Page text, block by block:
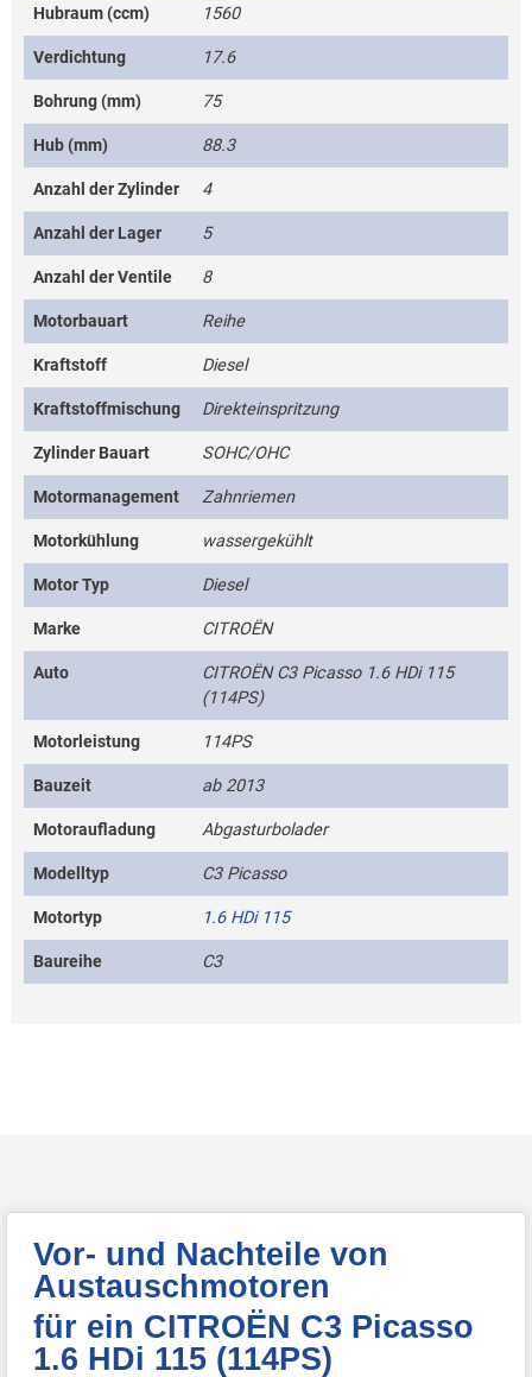
Hubraum (ccm) 1560
Verdichtung 17.6
Bohrung (mm) 75
Hub (mm) 88.3
Anzahl der Zylinder 4
Anzahl der Lager 5
Anzahl der Ventile 8
Motorbauart Reihe
Kraftstoff Diesel
Kraftstoffmischung Direkteinspritzung
Zylinder Bauart SOHC/OHC
Motormanagement Zahnriemen
Motorkühlung wassergekühlt
Motor Typ Diesel
Marke CITROËN
Auto
CITROËN C3 Picasso 1.6 HDi 115
(114PS)
Motorleistung 114PS
Bauzeit ab 2013
Motoraufladung Abgasturbolader
Modelltyp C3 Picasso
Motortyp 1.6 HDi 115
Baureihe C3
Vor- und Nachteile von
Austauschmotoren
für ein CITROËN C3 Picasso
1.6 HDi 115 (114PS)